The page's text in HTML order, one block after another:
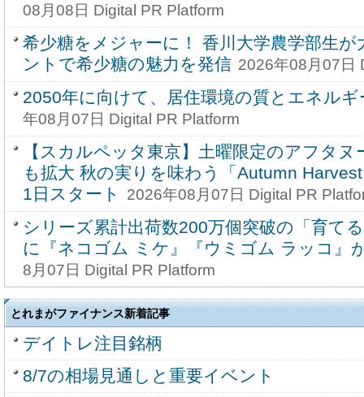
08月08日 Digital PR Platform
希少糖をメジャーに！ 香川大学農学部生が
ントで希少糖の魅力を発信 2026年08月07日
2050年に向けて、居住環境の質とエネルギ
年08月07日 Digital PR Platform
【スカルペッタ東京】土曜限定のアフタ
も拡大 秋の実りを味わう「Autumn
1日スタート
2026年08月07日 Digital PR
シリーズ累計出荷数200万個突破の「育て
に『ネコゴム ミケ』『ウミゴム ラッコ』
8月07日 Digital PR Platform
とれまがファイナンス新着記事
デイトレ注目銘柄
8/7の相場見通しと重要イベント